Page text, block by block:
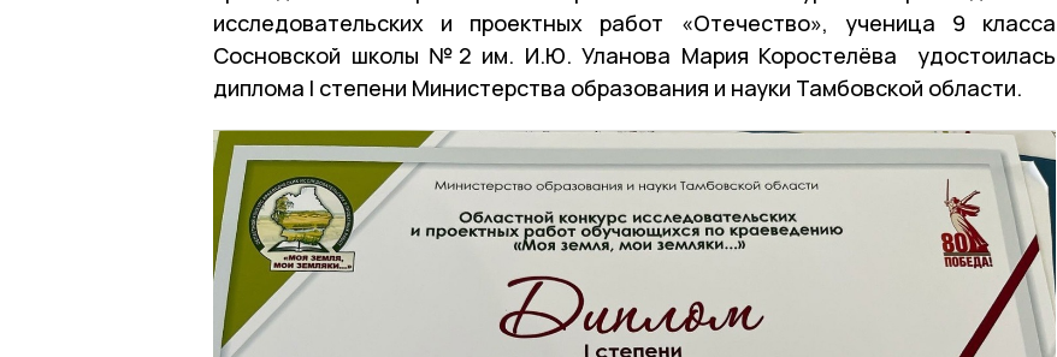
исследовательских и проектных работ «Отечество», ученица 9 класса
Сосновской школы №2 им. И.Ю. Уланова Мария Коростелёва удостоилась
диплома I степени Министерства образования и науки Тамбовской области.